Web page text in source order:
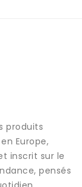
produits
Europe,
inscrit sur le
pensés